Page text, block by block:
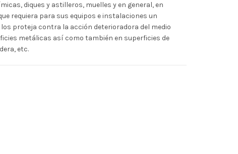
diques y astilleros, muelles y en general, en
requiera para sus equipos e instalaciones un
proteja contra la acción deterioradora del medio
metálicas así como también en superficies de
etc.